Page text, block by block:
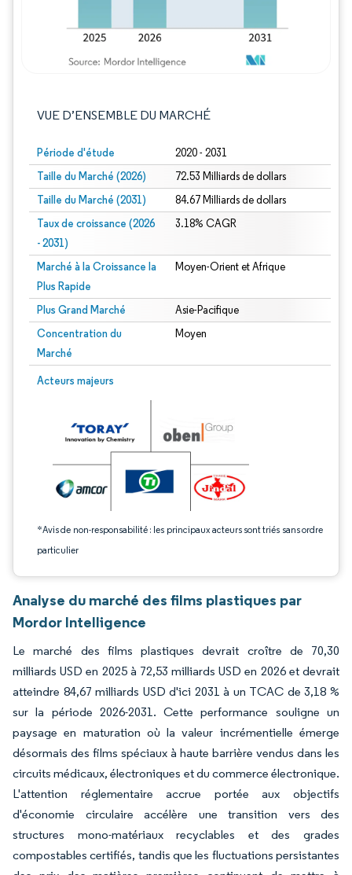
VUE D’ENSEMBLE DU MARCHÉ
Période d'étude 2020 - 2031
Taille du Marché (2026) 72.53 Milliards de dollars
Taille du Marché (2031) 84.67 Milliards de dollars
Taux de croissance (2026
- 2031)
3.18% CAGR
Marché à la Croissance la
Plus Rapide
Moyen-Orient et Afrique
Plus Grand Marché Asie-Pacifique
Concentration du
Marché
Moyen
Acteurs majeurs
*Avis de non-responsabilité : les principaux acteurs sont triés sans ordre
particulier
Image © Mordor Intelligence. La réutilisation nécessite une attribution sous CC
Analyse du marché des films plastiques par
Mordor Intelligence
Le marché des films plastiques devrait croître de 70,30
milliards USD en 2025 à 72,53 milliards USD en 2026 et devrait
atteindre 84,67 milliards USD d'ici 2031 à un TCAC de 3,18 %
sur la période 2026-2031. Cette performance souligne un
paysage en maturation où la valeur incrémentielle émerge
désormais des films spéciaux à haute barrière vendus dans les
circuits médicaux, électroniques et du commerce électronique.
L'attention réglementaire accrue portée aux objectifs
d'économie circulaire accélère une transition vers des
structures mono-matériaux recyclables et des grades
compostables certifiés, tandis que les fluctuations persistantes